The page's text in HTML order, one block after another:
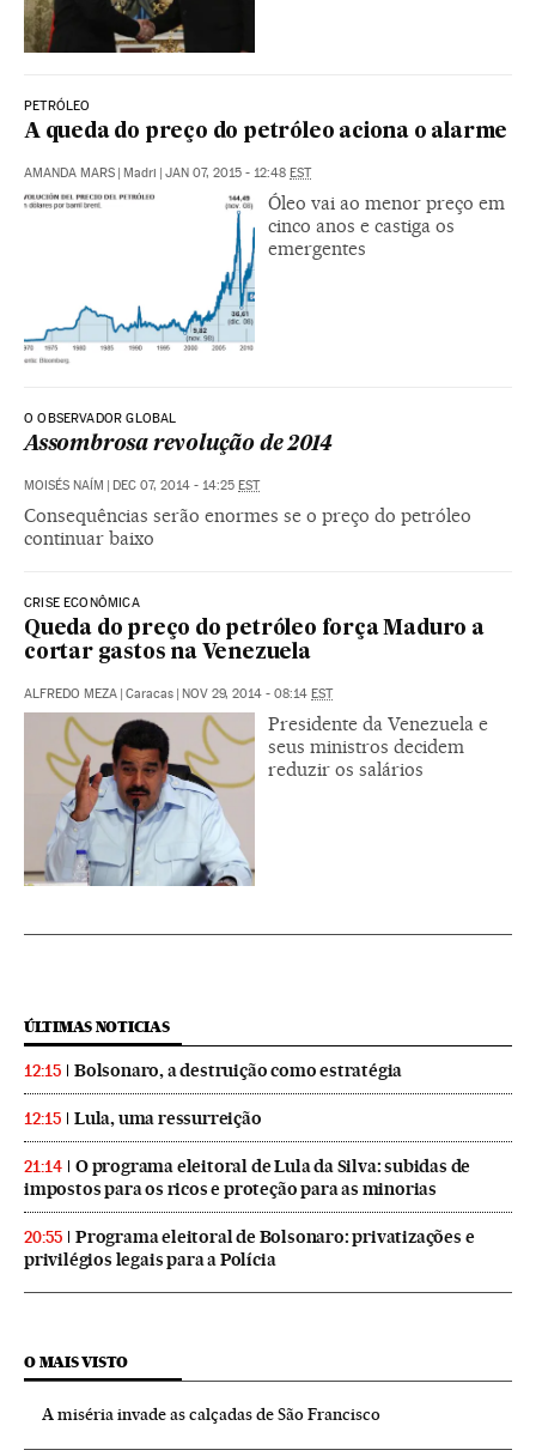
PETRÓLEO
A queda do preço do petróleo aciona o alarme
AMANDA MARS | Madri | JAN 07, 2015 - 12:48 EST
Óleo vai ao menor preço em
cinco anos e castiga os
emergentes
O OBSERVADOR GLOBAL
Assombrosa revolução de 2014
MOISÉS NAÍM | DEC 07, 2014 - 14:25 EST
Consequências serão enormes se o preço do petróleo
continuar baixo
CRISE ECONÔMICA
Queda do preço do petróleo força Maduro a
cortar gastos na Venezuela
ALFREDO MEZA | Caracas | NOV 29, 2014 - 08:14 EST
Presidente da Venezuela e
seus ministros decidem
reduzir os salários
ÚLTIMAS NOTICIAS
12:15 Bolsonaro, a destruição como estratégia
12:15 Lula, uma ressurreição
21:14
O programa eleitoral de Lula da Silva: subidas de
impostos para os ricos e proteção para as minorias
20:55
Programa eleitoral de Bolsonaro: privatizações e
privilégios legais para a Polícia
O MAIS VISTO
A miséria invade as calçadas de São Francisco